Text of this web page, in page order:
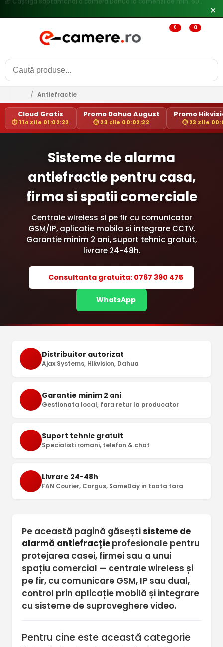
✕
0 0
/ Antiefractie
Cloud Gratis
⏱ 114 Zile 01:02:21
Promo Dahua August
⏱ 23 Zile 00:02:21
Promo
⏱ 23 Zile
Sisteme de alarma
antiefractie pentru casa,
firma si spatii comerciale
Centrale wireless si pe fir cu comunicator
GSM/IP, aplicatie mobila si integrare CCTV.
Garantie minim 2 ani, suport tehnic gratuit,
livrare 24-48h.
Consultanta gratuita: 0767 390 475
WhatsApp
Distribuitor autorizat
Ajax Systems, Hikvision, Dahua
Garantie minim 2 ani
Gestionata local, fara retur la producator
Suport tehnic gratuit
Specialisti romani, telefon & chat
Livrare 24-48h
FAN Courier, Cargus, SameDay in toata tara
Pe această pagină găseștisisteme de
alarmă antiefracțieprofesionale pentru
protejarea casei, firmei sau a unui
spațiu comercial — centrale wireless și
pe fir, cu comunicare GSM, IP sau dual,
control prin aplicație mobilă și integrare
cu sisteme de supraveghere video.
Pentru cine este această categorie